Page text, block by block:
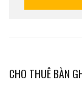
CHO THUÊ BÀN